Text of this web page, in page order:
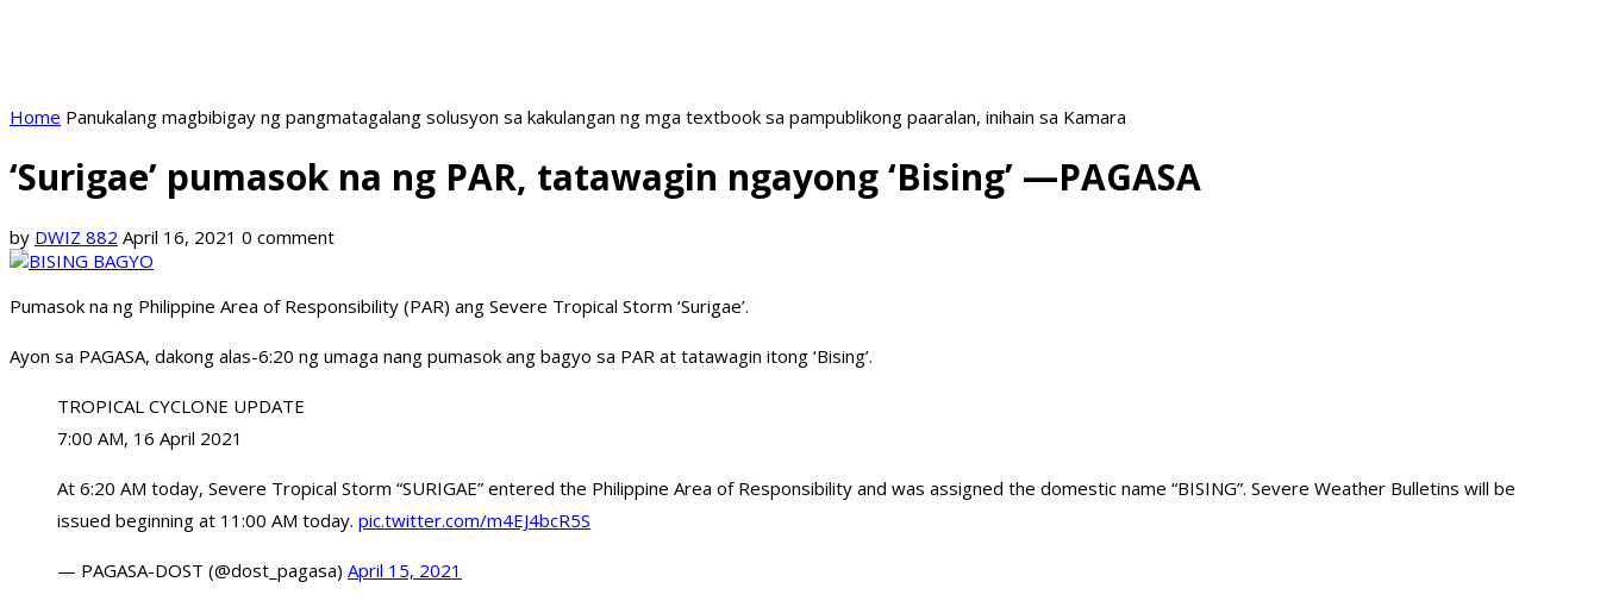
Home Panukalang magbibigay ng pangmatagalang solusyon sa kakulangan ng mga textbook sa pampublikong paaralan, inihain sa Kamara
‘Surigae’ pumasok na ng PAR, tatawagin ngayong ‘Bising’ —PAGASA
by DWIZ 882 April 16, 2021 0 comment
Pumasok na ng Philippine Area of Responsibility (PAR) ang Severe Tropical Storm ‘Surigae’.
Ayon sa PAGASA, dakong alas-6:20 ng umaga nang pumasok ang bagyo sa PAR at tatawagin itong ‘Bising’.
TROPICAL CYCLONE UPDATE
7:00 AM, 16 April 2021
At 6:20 AM today, Severe Tropical Storm “SURIGAE” entered the Philippine Area of Responsibility and was assigned the domestic name “BISING”. Severe Weather Bulletins will be
issued beginning at 11:00 AM today. pic.twitter.com/m4EJ4bcR5S
— PAGASA-DOST (@dost_pagasa) April 15, 2021